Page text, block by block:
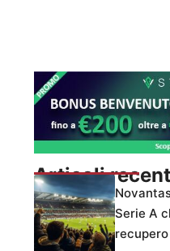
Articoli
Serie A
recupero